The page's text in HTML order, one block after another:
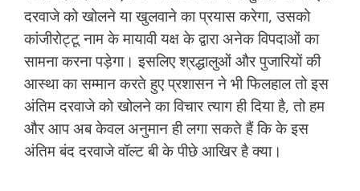
दरवाजे को खोलने या खुलवाने का प्रयास करेगा, उसको
कांजीरोट्टू नाम के मायावी यक्ष के द्वारा अनेक विपदाओं का
सामना करना पड़ेगा। इसलिए श्रद्धालुओं और पुजारियों की
आस्था का सम्मान करते हुए प्रशासन ने भी फिलहाल तो इस
अंतिम दरवाजे को खोलने का विचार त्याग ही दिया है, तो हम
और आप अब केवल अनुमान ही लगा सकते हैं कि के इस
अंतिम बंद दरवाजे वॉल्ट बी के पीछे आखिर है क्या।